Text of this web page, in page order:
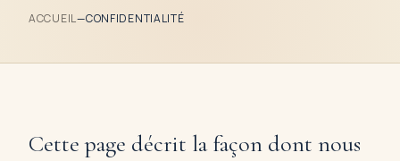
ACCUEIL—CONFIDENTIALITÉ
Cette page décrit la façon dont nous